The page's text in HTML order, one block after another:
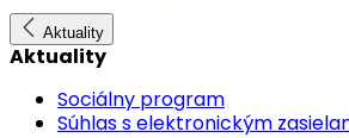
Aktuality
Aktuality
Sociálny program
Súhlas s elektronickým